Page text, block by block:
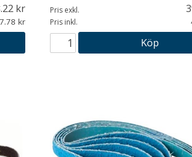
Pris exkl.
Pris inkl.
Köp